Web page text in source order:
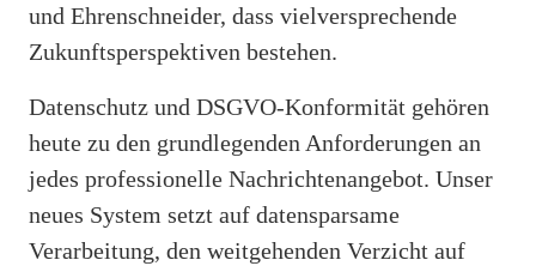
und Ehrenschneider, dass vielversprechende
Zukunftsperspektiven bestehen.
Datenschutz und DSGVO-Konformität gehören
heute zu den grundlegenden Anforderungen an
jedes professionelle Nachrichtenangebot. Unser
neues System setzt auf datensparsame
Verarbeitung, den weitgehenden Verzicht auf